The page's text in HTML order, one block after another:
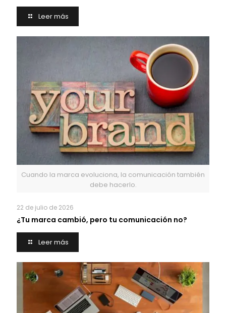
Leer más
Cuando la marca evoluciona, la comunicación también
debe hacerlo.
22 de julio de 2026
¿Tu marca cambió, pero tu comunicación no?
Leer más